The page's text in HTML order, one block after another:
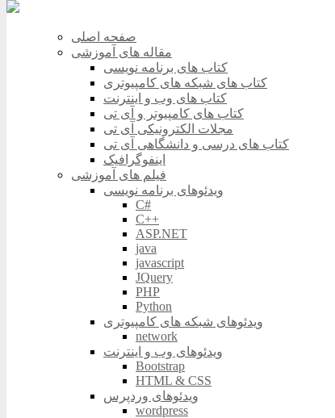
صفحه اصلی
مقاله های آموزشی
کتاب های برنامه نویسی
کتاب های شبکه های کامپیوتری
کتاب های وب و اینترنت
کتاب های کامپیوتر و آی تی
مجلات الکترونیکی آی تی
کتاب های درسی و دانشگاهی آی تی
اینفوگرافیک
فیلم های آموزشی
ویدئوهای برنامه نویسی
C#
C++
ASP.NET
java
javascript
JQuery
PHP
Python
ویدئوهای شبکه های کامپیوتری
network
ویدئوهای وب و اینترنت
Bootstrap
HTML & CSS
ویدئوهای وردپرس
wordpress